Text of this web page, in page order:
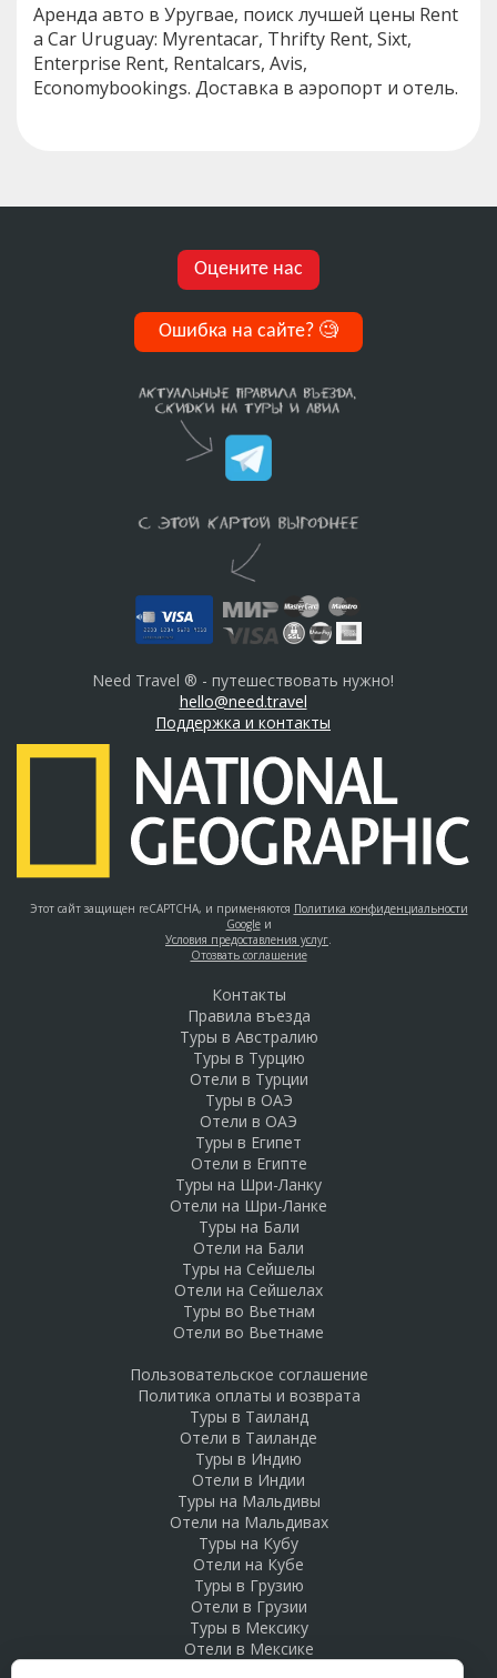
Аренда авто в Уругвае, поиск лучшей цены Rent
a Car Uruguay: Myrentacar, Thrifty Rent, Sixt,
Enterprise Rent, Rentalcars, Avis,
Economybookings. Доставка в аэропорт и отель.
Оцените нас
Ошибка на сайте? 🧐
Need Travel ® - путешествовать нужно!
hello@need.travel
Поддержка и контакты
Этот сайт защищен reCAPTCHA, и применяются Политика конфиденциальности
Googleи
Условия предоставления услуг.
Отозвать соглашение
Контакты
Правила въезда
Туры в Австралию
Туры в Турцию
Отели в Турции
Туры в ОАЭ
Отели в ОАЭ
Туры в Египет
Отели в Египте
Туры на Шри-Ланку
Отели на Шри-Ланке
Туры на Бали
Отели на Бали
Туры на Сейшелы
Отели на Сейшелах
Туры во Вьетнам
Отели во Вьетнаме
Пользовательское соглашение
Политика оплаты и возврата
Туры в Таиланд
Отели в Таиланде
Туры в Индию
Отели в Индии
Туры на Мальдивы
Отели на Мальдивах
Туры на Кубу
Отели на Кубе
Туры в Грузию
Отели в Грузии
Туры в Мексику
Отели в Мексике